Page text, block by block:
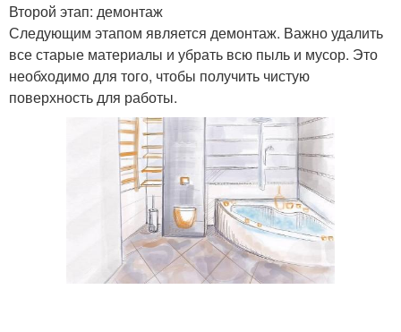
Второй этап: демонтаж
Следующим этапом является демонтаж. Важно удалить
все старые материалы и убрать всю пыль и мусор. Это
необходимо для того, чтобы получить чистую
поверхность для работы.